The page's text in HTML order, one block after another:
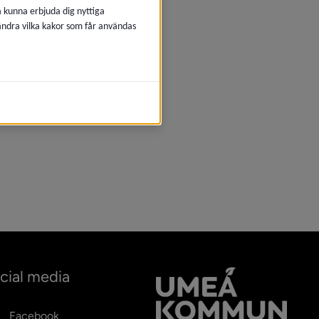
media
Facebook
erbjuda dig nyttiga
vilka kakor som får användas